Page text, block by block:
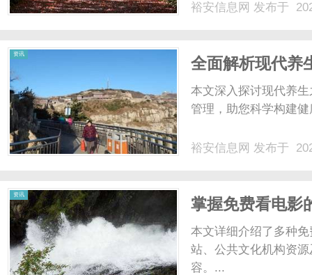
裕安信息网 发布于
资讯
全面解析现代养
本文深入探讨现代养
管理，助您科学构建
裕安信息网 发布于
资讯
掌握免费看电影
本文详细介绍了多种
站、公共文化机构资
容。...